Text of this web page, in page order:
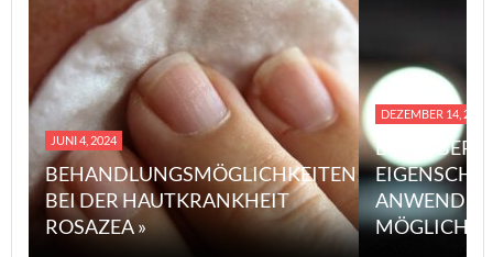
JUNI 4, 2024
BEHANDLUNGSMÖGLICHKEITEN
BEI DER HAUTKRANKHEIT
ROSAZEA »
DEZEMBER 14, 2023
EINE
MÖGLICHE